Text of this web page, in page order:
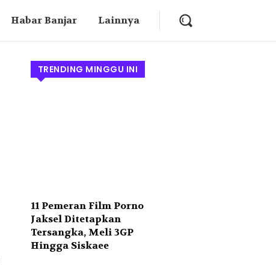
Habar Banjar Lainnya
TRENDING MINGGU INI
11 Pemeran Film Porno
Jaksel Ditetapkan
Tersangka, Meli 3GP
Hingga Siskaee